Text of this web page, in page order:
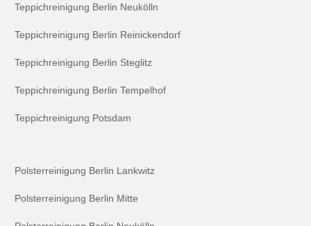
Teppichreinigung Berlin Neukölln
Teppichreinigung Berlin Reinickendorf
Teppichreinigung Berlin Steglitz
Teppichreinigung Berlin Tempelhof
Teppichreinigung Potsdam
Polsterreinigung Berlin Lankwitz
Polsterreinigung Berlin Mitte